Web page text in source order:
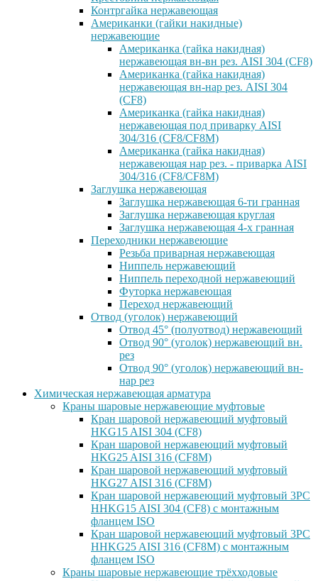
Контргайка нержавеющая
Американки (гайки накидные)
нержавеющие
Американка (гайка накидная)
нержавеющая вн-вн рез. AISI 304 (CF8)
Американка (гайка накидная)
нержавеющая вн-нар рез. AISI 304
(CF8)
Американка (гайка накидная)
нержавеющая под приварку AISI
304/316 (CF8/CF8M)
Американка (гайка накидная)
нержавеющая нар рез. - приварка AISI
304/316 (CF8/CF8M)
Заглушка нержавеющая
Заглушка нержавеющая 6-ти гранная
Заглушка нержавеющая круглая
Заглушка нержавеющая 4-х гранная
Переходники нержавеющие
Резьба приварная нержавеющая
Ниппель нержавеющий
Ниппель переходной нержавеющий
Футорка нержавеющая
Переход нержавеющий
Отвод (уголок) нержавеющий
Отвод 45° (полуотвод) нержавеющий
Отвод 90° (уголок) нержавеющий вн.
рез
Отвод 90° (уголок) нержавеющий вн-
нар рез
Химическая нержавеющая арматура
Краны шаровые нержавеющие муфтовые
Кран шаровой нержавеющий муфтовый
HKG15 AISI 304 (CF8)
Кран шаровой нержавеющий муфтовый
HKG25 AISI 316 (CF8M)
Кран шаровой нержавеющий муфтовый
HKG27 AISI 316 (CF8M)
Кран шаровой нержавеющий муфтовый 3PC
HHKG15 AISI 304 (CF8) с монтажным
фланцем ISO
Кран шаровой нержавеющий муфтовый 3PC
HHKG25 AISI 316 (CF8M) с монтажным
фланцем ISO
Краны шаровые нержавеющие трёхходовые